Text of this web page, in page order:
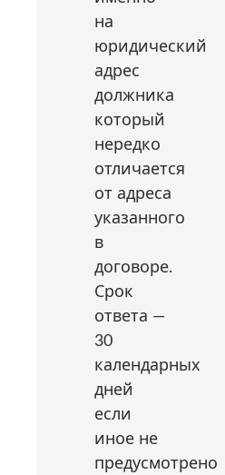
на
юридический
адрес
должника
который
нередко
отличается
от адреса
указанного
в
договоре.
Срок
ответа —
30
календарных
дней
если
иное не
предусмотрено